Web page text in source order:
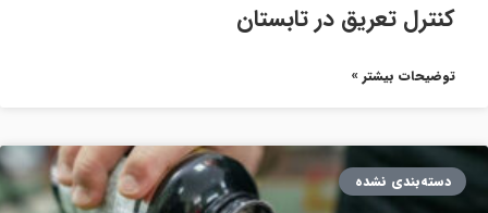
کنترل تعریق در تابستان
توضیحات بیشتر »
دسته‌بندی نشده